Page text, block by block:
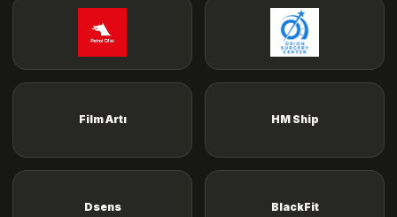
Film Artı HM Ship
Dsens BlackFit